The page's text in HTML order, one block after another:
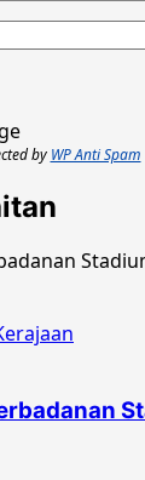
by WP Anti Spam